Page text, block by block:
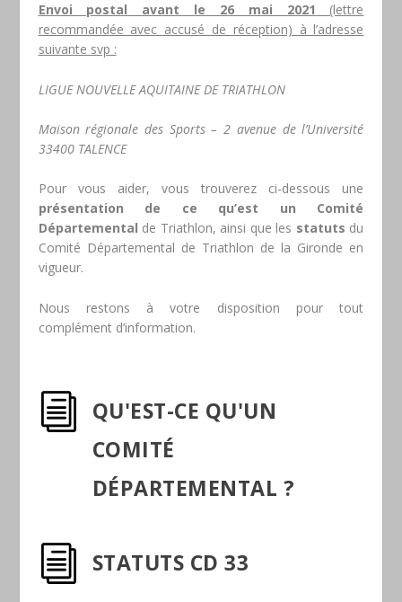
Envoi postal avant le 26 mai 2021 (lettre
recommandée avec accusé de réception) à l’adresse
suivante svp :
LIGUE NOUVELLE AQUITAINE DE TRIATHLON
Maison régionale des Sports – 2 avenue de l’Université
33400 TALENCE
Pour vous aider, vous trouverez ci-dessous une
présentation de ce qu’est un Comité
Départemental de Triathlon, ainsi que les statuts du
Comité Départemental de Triathlon de la Gironde en
vigueur.
Nous restons à votre disposition pour tout
complément d’information.
i QU'EST-CE QU'UN
COMITÉ
DÉPARTEMENTAL ?
i STATUTS CD 33